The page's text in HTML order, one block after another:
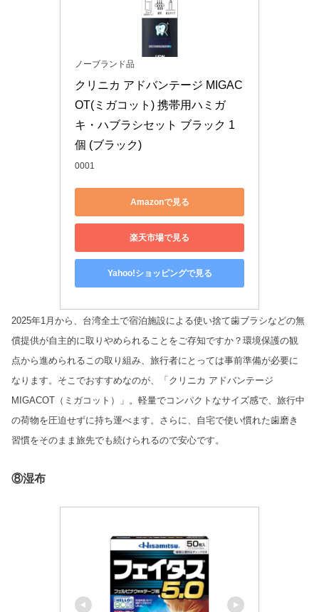
ノーブランド品
︎クリニカ アドバンテージ MIGAC
OT(ミガコット) 携帯用ハミガ
キ・ハブラシセット ブラック 1
個 (ブラック)
0001
Amazonで見る
楽天市場で見る
Yahoo!ショッピングで見る
2025年1月から、台湾全土で宿泊施設による使い捨て歯ブラシなどの無
償提供が自主的に取りやめられることをご存知ですか？環境保護の観
点から進められるこの取り組み、旅行者にとっては事前準備が必要に
なります。 そこでおすすめなのが、「クリニカ アドバンテージ
MIGACOT （ミガコット）」。軽量でコンパクトなサイズ感で、旅行中
の荷物を圧迫せずに持ち運べます。さらに、自宅で使い慣れた歯磨き
習慣をそのまま旅先でも続けられるので安心です。
⑧湿布